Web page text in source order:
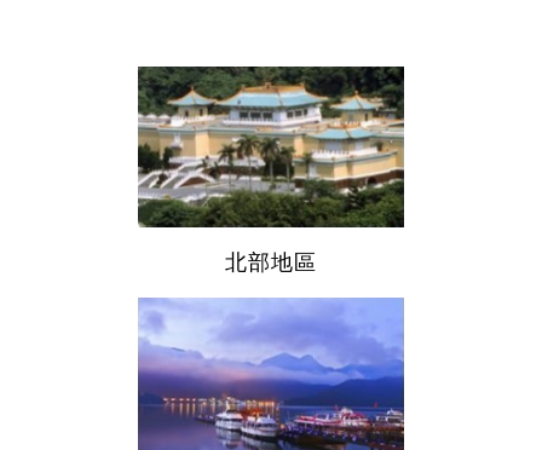
北部地區